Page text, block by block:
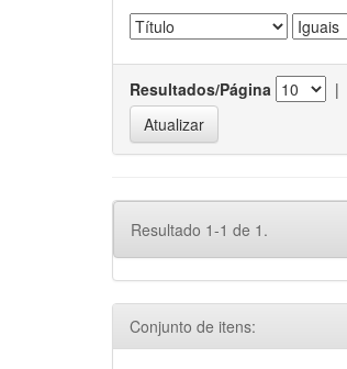
Resultados/Página |
Resultado 1-1 de 1.
Conjunto de itens: